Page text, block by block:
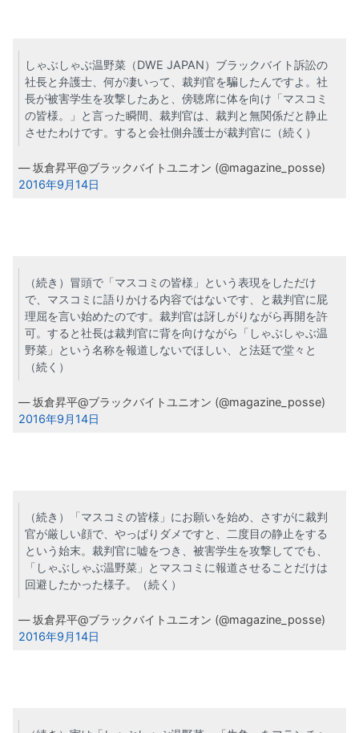
しゃぶしゃぶ温野菜（DWE JAPAN）ブラックバイト訴訟の
社長と弁護士、何が凄いって、裁判官を騙したんですよ。社
長が被害学生を攻撃したあと、傍聴席に体を向け「マスコミ
の皆様。」と言った瞬間、裁判官は、裁判と無関係だと静止
させたわけです。すると会社側弁護士が裁判官に（続く）
— 坂倉昇平@ブラックバイトユニオン (@magazine_posse)
2016年9月14日
（続き）冒頭で「マスコミの皆様」という表現をしただけ
で、マスコミに語りかける内容ではないです、と裁判官に屁
理屈を言い始めたのです。裁判官は訝しがりながら再開を許
可。すると社長は裁判官に背を向けながら「しゃぶしゃぶ温
野菜」という名称を報道しないでほしい、と法廷で堂々と
（続く）
— 坂倉昇平@ブラックバイトユニオン (@magazine_posse)
2016年9月14日
（続き）「マスコミの皆様」にお願いを始め、さすがに裁判
官が厳しい顔で、やっぱりダメですと、二度目の静止をする
という始末。裁判官に嘘をつき、被害学生を攻撃してでも、
「しゃぶしゃぶ温野菜」とマスコミに報道させることだけは
回避したかった様子。（続く）
— 坂倉昇平@ブラックバイトユニオン (@magazine_posse)
2016年9月14日